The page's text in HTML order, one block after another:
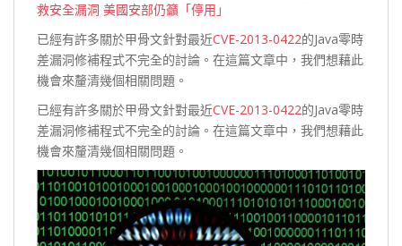
救安全漏洞 美國安部仍籲「停用」
已經有許多關於甲骨文針對最近CVE-2013-0422的Java零時
差漏洞修補程式不完全的討論。在這篇文章中，我們想藉此
機會來釐清幾個相關問題。
已經有許多關於甲骨文針對最近CVE-2013-0422的Java零時
差漏洞修補程式不完全的討論。在這篇文章中，我們想藉此
機會來釐清幾個相關問題。